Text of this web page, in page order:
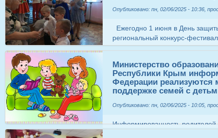
защите. День Защиты детей
сказочные герои ( Забияка и
первым летним днём, играл с
Забияка загадывала загадки
игры. Праздник стал отличным
периода в детском саду. Заряд
получили ребята на весь
Опубликовано: пн, 02/06/2025 - 10:36,
Ежегодно 1 июня в День
региональный конкурс-
"Звездочки Кафы"! Дети
звёздочки под чутким
завоевали призовое 1 место!
Министерство
Республики Крым
Федерации
поддержке семей с
Опубликовано: пн, 02/06/2025 - 10:05,
Информированность